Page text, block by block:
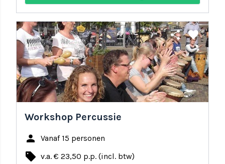
share favorite
Workshop Percussie
person Vanaf 15 personen
local_offer v.a. € 23,50 p.p. (incl. btw)